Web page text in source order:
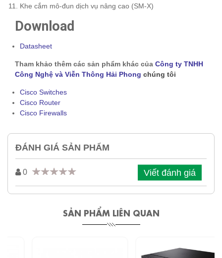
Khe cắm mô-đun dịch vụ nâng cao (SM-X)
Download
Datasheet
Tham khảo thêm các sản phẩm khác của Công ty TNHH
Công Nghệ và Viễn Thông Hải Phong chúng tôi
Cisco Switches
Cisco Router
Cisco Firewalls
ĐÁNH GIÁ SẢN PHẨM
0 Viết đánh giá
SẢN PHẨM LIÊN QUAN